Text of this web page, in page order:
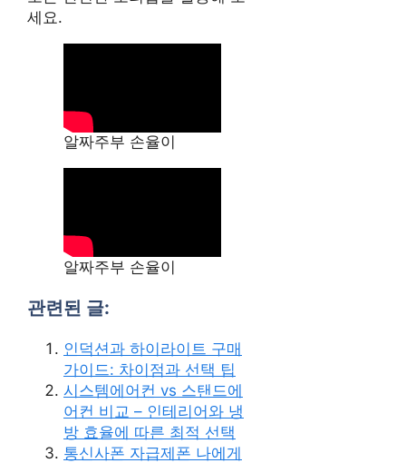
세요.
알짜주부 손율이
알짜주부 손율이
관련된 글:
인덕션과 하이라이트 구매
가이드: 차이점과 선택 팁
시스템에어컨 vs 스탠드에
어컨 비교 – 인테리어와 냉
방 효율에 따른 최적 선택
통신사폰 자급제폰 나에게